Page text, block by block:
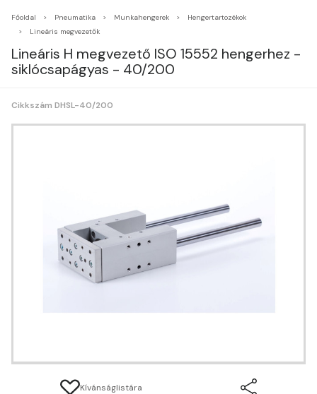
Főoldal Pneumatika Munkahengerek
Hengertartozékok
Lineáris megvezetők
Lineáris H megvezető ISO 15552 hengerhez -
siklócsapágyas - 40/200
Cikkszám DHSL-40/200
Kívánságlistára